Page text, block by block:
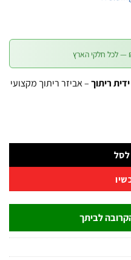
– אביזר ריתוך מקצועי
לביתך